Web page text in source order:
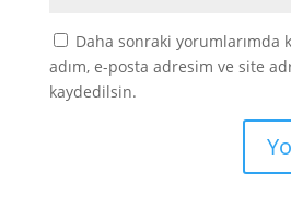
Daha sonraki yorumlarımda
adım, e-posta adresim ve site
kaydedilsin.